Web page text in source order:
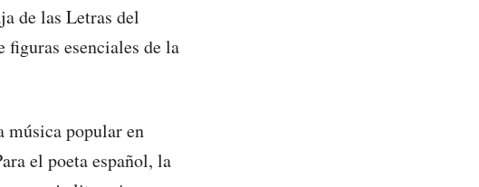
de las Letras del
figuras esenciales de la
música popular en
el poeta español, la